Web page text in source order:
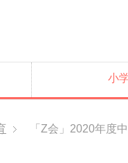
小
「Z会」2020年度